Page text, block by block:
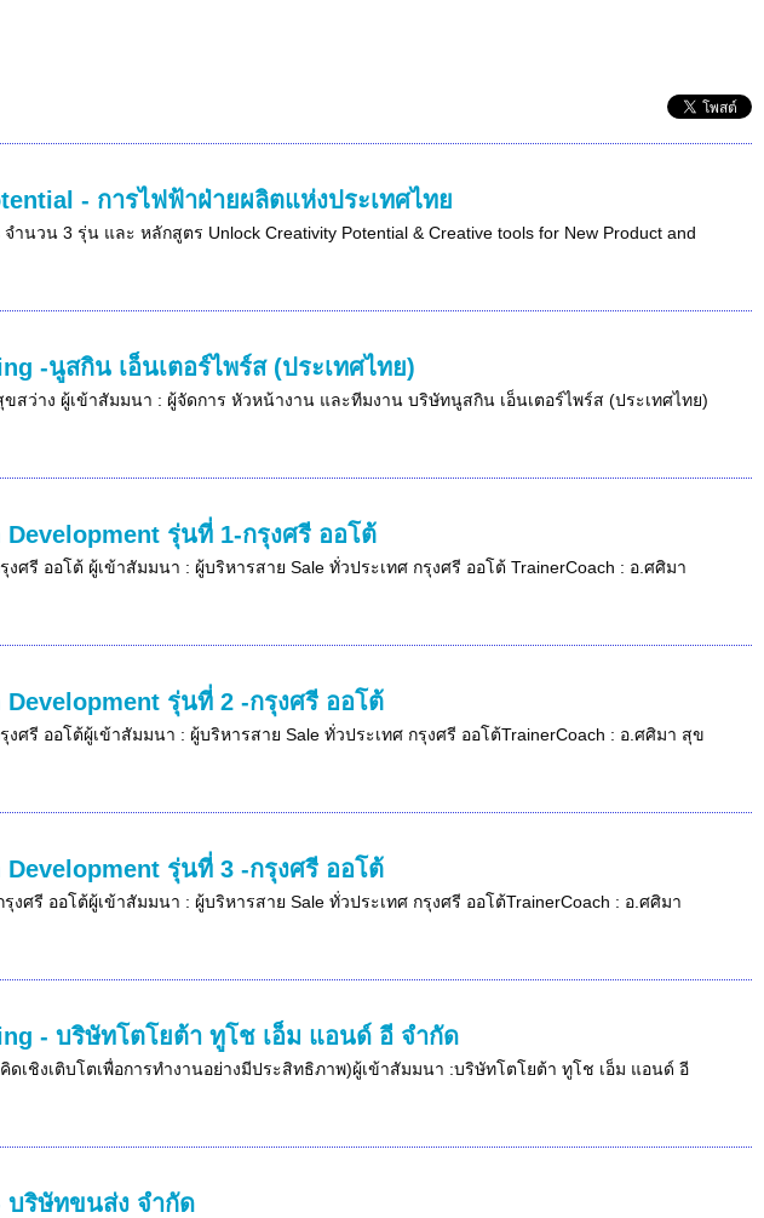
- การไฟฟ้าฝ่ายผลิตแห่งประเทศไทย
ำนวน 3 รุ่น และ หลักสูตร Unlock Creativity Potential & Creative tools for New Product and
-นูสกิน เอ็นเตอร์ไพร์ส (ประเทศไทย)
สว่าง ผู้เข้าสัมมนา : ผู้จัดการ หัวหน้างาน และทีมงาน บริษัทนูสกิน เอ็นเตอร์ไพร์ส (ประเทศไทย)
รุ่นที่ 1-กรุงศรี ออโต้
ศรี ออโต้ ผู้เข้าสัมมนา : ผู้บริหารสาย Sale ทั่วประเทศ กรุงศรี ออโต้ TrainerCoach : อ.ศศิมา
รุ่นที่ 2 -กรุงศรี ออโต้
ศรี ออโต้ผู้เข้าสัมมนา : ผู้บริหารสาย Sale ทั่วประเทศ กรุงศรี ออโต้TrainerCoach : อ.ศศิมา สุข
รุ่นที่ 3 -กรุงศรี ออโต้
งศรี ออโต้ผู้เข้าสัมมนา : ผู้บริหารสาย Sale ทั่วประเทศ กรุงศรี ออโต้TrainerCoach : อ.ศศิมา
- บริษัทโตโยต้า ทูโช เอ็ม แอนด์ อี จำกัด
เชิงเติบโตเพื่อการทำงานอย่างมีประสิทธิภาพ)ผู้เข้าสัมมนา :บริษัทโตโยต้า ทูโช เอ็ม แอนด์ อี
บริษัทขนส่ง จำกัด